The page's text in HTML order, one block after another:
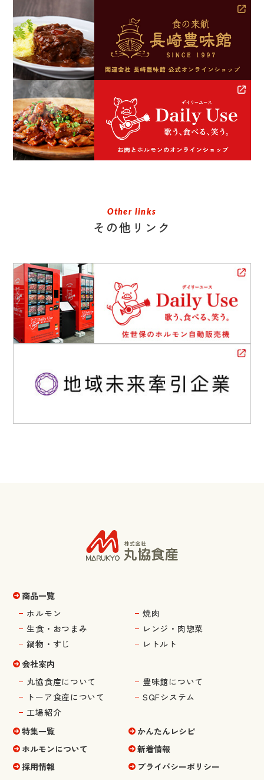
Other links
その他リンク
商品一覧
ホルモン
焼肉
生食・おつまみ
レンジ・肉惣菜
鍋物・すじ
レトルト
会社案内
丸協食産について
豊味館について
トーア食産について
SQFシステム
工場紹介
特集一覧
かんたんレシピ
ホルモンについて
新着情報
採用情報
プライバシーポリシー